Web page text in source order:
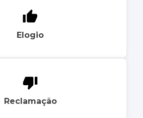
Elogio
Reclamação